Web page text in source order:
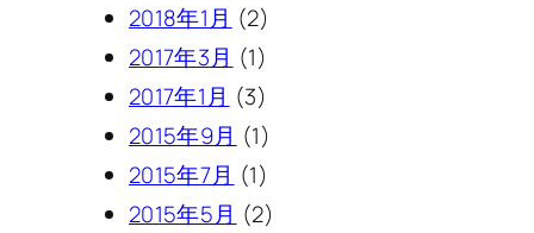
2018年1月 (2)
2017年3月 (1)
2017年1月 (3)
2015年9月 (1)
2015年7月 (1)
2015年5月 (2)